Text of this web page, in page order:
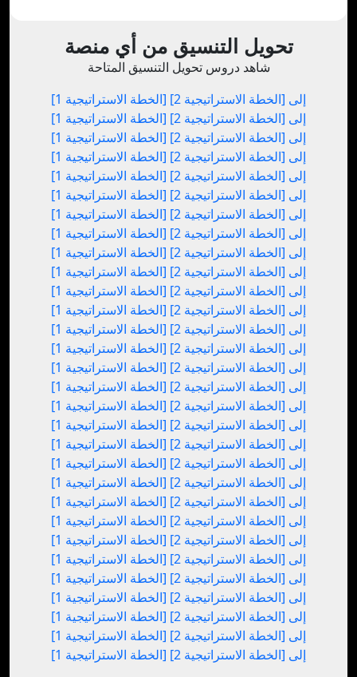
تحويل التنسيق من أي منصة
شاهد دروس تحويل التنسيق المتاحة
[الخطة الاستراتيجية 1] إلى [الخطة الاستراتيجية 2]
[الخطة الاستراتيجية 1] إلى [الخطة الاستراتيجية 2]
[الخطة الاستراتيجية 1] إلى [الخطة الاستراتيجية 2]
[الخطة الاستراتيجية 1] إلى [الخطة الاستراتيجية 2]
[الخطة الاستراتيجية 1] إلى [الخطة الاستراتيجية 2]
[الخطة الاستراتيجية 1] إلى [الخطة الاستراتيجية 2]
[الخطة الاستراتيجية 1] إلى [الخطة الاستراتيجية 2]
[الخطة الاستراتيجية 1] إلى [الخطة الاستراتيجية 2]
[الخطة الاستراتيجية 1] إلى [الخطة الاستراتيجية 2]
[الخطة الاستراتيجية 1] إلى [الخطة الاستراتيجية 2]
[الخطة الاستراتيجية 1] إلى [الخطة الاستراتيجية 2]
[الخطة الاستراتيجية 1] إلى [الخطة الاستراتيجية 2]
[الخطة الاستراتيجية 1] إلى [الخطة الاستراتيجية 2]
[الخطة الاستراتيجية 1] إلى [الخطة الاستراتيجية 2]
[الخطة الاستراتيجية 1] إلى [الخطة الاستراتيجية 2]
[الخطة الاستراتيجية 1] إلى [الخطة الاستراتيجية 2]
[الخطة الاستراتيجية 1] إلى [الخطة الاستراتيجية 2]
[الخطة الاستراتيجية 1] إلى [الخطة الاستراتيجية 2]
[الخطة الاستراتيجية 1] إلى [الخطة الاستراتيجية 2]
[الخطة الاستراتيجية 1] إلى [الخطة الاستراتيجية 2]
[الخطة الاستراتيجية 1] إلى [الخطة الاستراتيجية 2]
[الخطة الاستراتيجية 1] إلى [الخطة الاستراتيجية 2]
[الخطة الاستراتيجية 1] إلى [الخطة الاستراتيجية 2]
[الخطة الاستراتيجية 1] إلى [الخطة الاستراتيجية 2]
[الخطة الاستراتيجية 1] إلى [الخطة الاستراتيجية 2]
[الخطة الاستراتيجية 1] إلى [الخطة الاستراتيجية 2]
[الخطة الاستراتيجية 1] إلى [الخطة الاستراتيجية 2]
[الخطة الاستراتيجية 1] إلى [الخطة الاستراتيجية 2]
[الخطة الاستراتيجية 1] إلى [الخطة الاستراتيجية 2]
[الخطة الاستراتيجية 1] إلى [الخطة الاستراتيجية 2]